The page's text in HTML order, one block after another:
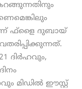
ഫ്‌ളൈ ദുബായ്
ദിര്‍ഹവും,
മിഡില്‍ ഈസ്റ്റ്